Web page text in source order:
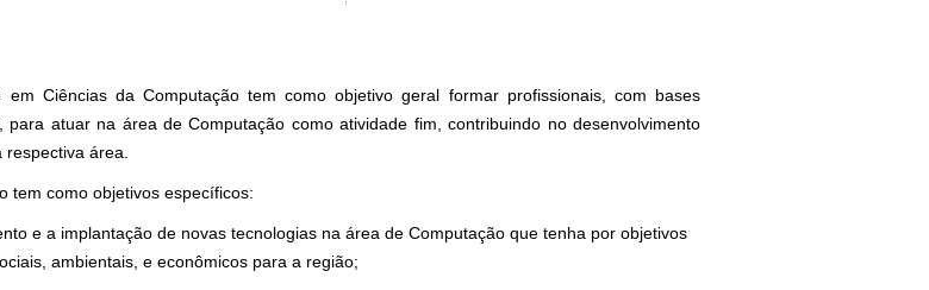
em Ciências da Computação tem como objetivo geral formar profissionais, com bases
para atuar na área de Computação como atividade fim, contribuindo no desenvolvimento
área.
tem como objetivos específicos:
e a implantação de novas tecnologias na área de Computação que tenha por objetivos
ambientais, e econômicos para a região;